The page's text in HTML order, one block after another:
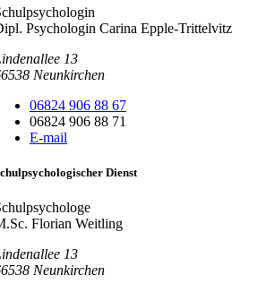
Psychologin Carina Epple-Trittelvitz
13
Neunkirchen
06824 906 88 67
06824 906 88 71
E-mail
Dienst
Florian Weitling
13
Neunkirchen